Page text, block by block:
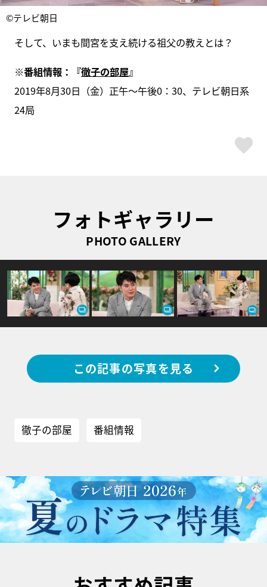
©テレビ朝日
そして、いまも間宮を支え続ける祖父の教えとは？
※番組情報：『徹子の部屋』
2019年8月30日（金）正午～午後0：30、テレビ朝日系
24局
フォトギャラリー
PHOTO GALLERY
この記事の写真を見る
徹子の部屋 番組情報